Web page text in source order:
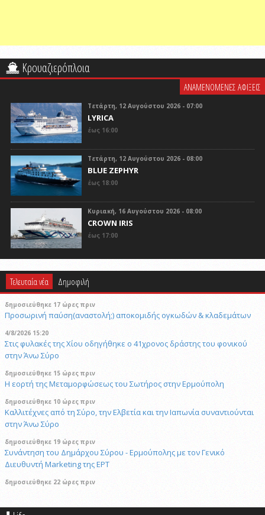
Κρουαζιερόπλοια
ΑΝΑΜΕΝΟΜΕΝΕΣ ΑΦΙΞΕΙΣ
Τετάρτη, 12 Αυγούστου 2026 - 07:00
LYRICA
έως 16:00
Τετάρτη, 12 Αυγούστου 2026 - 08:00
BLUE ZEPHYR
έως 18:00
Κυριακή, 16 Αυγούστου 2026 - 08:00
CROWN IRIS
έως 17:00
Τελευταία νέα Δημοφιλή
δημοσιεύθηκε 17 ώρες πριν
Προσωρινή παύση(αναστολή;) αποκομιδής ογκωδών & κλαδεμάτων
4/8/2026 15:20
Στις φυλακές της Χίου οδηγήθηκε ο 41χρονος δράστης του φονικού
στην Άνω Σύρο
δημοσιεύθηκε 15 ώρες πριν
Η εορτή της Μεταμορφώσεως του Σωτήρος στην Ερμούπολη
δημοσιεύθηκε 10 ώρες πριν
Καλλιτέχνες από τη Σύρο, την Ελβετία και την Ιαπωνία συναντιούνται
στην Άνω Σύρο
δημοσιεύθηκε 19 ώρες πριν
Συνάντηση του Δημάρχου Σύρου - Ερμούπολης με τον Γενικό
Διευθυντή Marketing της ΕΡΤ
δημοσιεύθηκε 22 ώρες πριν